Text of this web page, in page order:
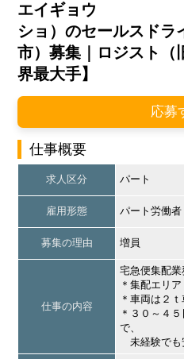
エイギョウ
ショ）のセールスドラ
市）募集｜ロジスト（
界最大手】
応募
仕事概要
求人区分 パート
雇用形態 パート労働者
募集の理由 増員
仕事の内容
宅急便集配
＊集配エリ
＊車両は２
＊３０～４
で、
未経験でも